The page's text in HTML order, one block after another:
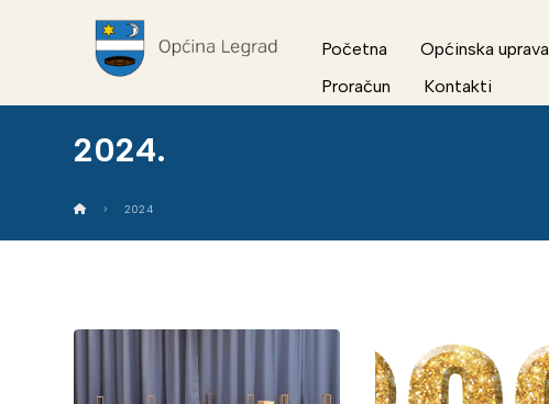
Početna Općinska uprava
Proračun
Kontakti
2024.
2024